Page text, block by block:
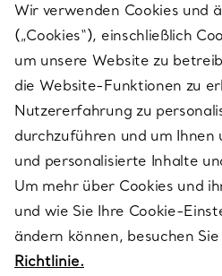
SERVICES
ÜBER TIFFANY & CO.
RECHTLICHE HINWEISE
FOLGEN SIE UNS
Wir verwenden Cookies und
(„Cookies“), einschließlich
um unsere Website zu
die Website-Funktionen zu
Nutzererfahrung zu
durchzuführen und um Ihnen
und personalisierte Inhalte
Um mehr über Cookies und
und wie Sie Ihre Cookie-
ändern können, besuchen
Richtlinie.